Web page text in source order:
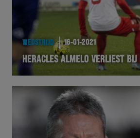
WEDSTRIJD 16-01-2021
HERACLES ALMELO VERLIEST BIJ